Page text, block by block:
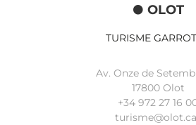
OLOT
TURISME
Av. Onze de
17800 Olot
+34 972 27 16